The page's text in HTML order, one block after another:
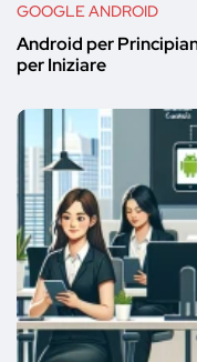
GOOGLE ANDROID
Android per
per Iniziare